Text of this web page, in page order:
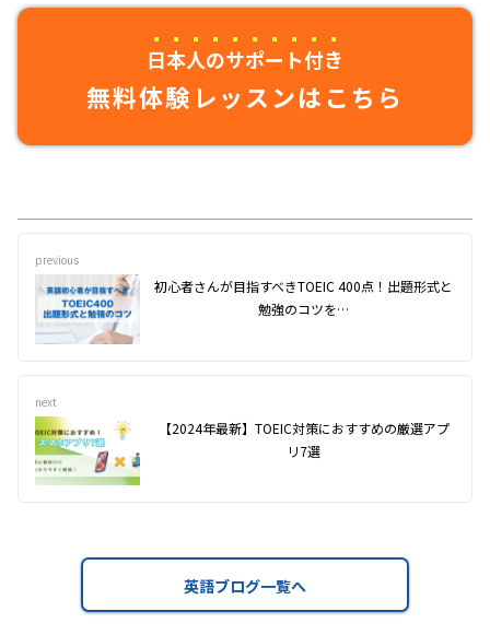
日本人のサポート付き
無料体験レッスンはこちら
previous
初心者さんが目指すべきTOEIC 400点！出題形式と
勉強のコツを…
next
【2024年最新】TOEIC対策におすすめの厳選アプ
リ7選
英語ブログ一覧へ